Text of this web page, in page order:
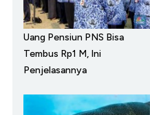
Uang Pensiun PNS Bisa
Tembus Rp1 M, Ini
Penjelasannya